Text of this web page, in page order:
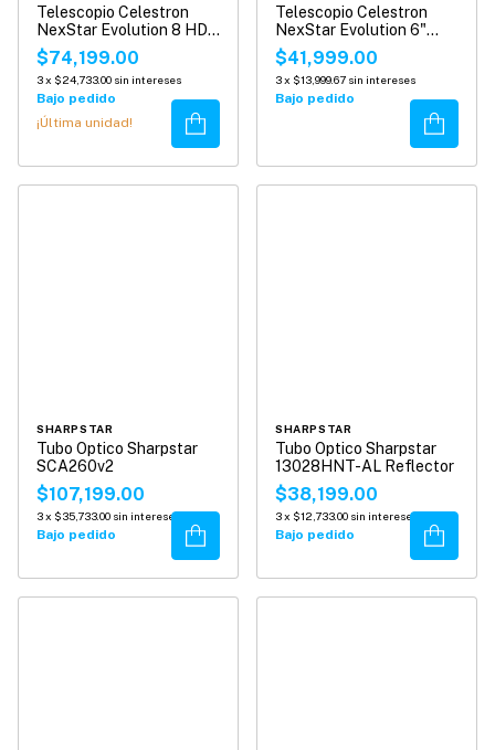
Telescopio Celestron
NexStar Evolution 8 HD
con Starsense
$74,199.00
3x $24,733.00 sin intereses
Bajo pedido
¡Última unidad!
Comprar
Telescopio Celestron
NexStar Evolution 6"
Schmidt-Cassegrain
$41,999.00
3x $13,999.67 sin intereses
Bajo pedido
Comprar
SHARPSTAR
Tubo Optico Sharpstar
SCA260v2
$107,199.00
3x $35,733.00 sin intereses
Bajo pedido Comprar
SHARPSTAR
Tubo Optico Sharpstar
13028HNT-AL Reflector
$38,199.00
3x $12,733.00 sin intereses
Bajo pedido Comprar